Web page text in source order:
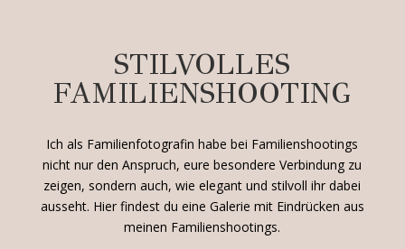
STILVOLLES
FAMILIENSHOOTING
Ich als Familienfotografin habe bei Familienshootings
nicht nur den Anspruch, eure besondere Verbindung zu
zeigen, sondern auch, wie elegant und stilvoll ihr dabei
ausseht. Hier findest du eine Galerie mit Eindrücken aus
meinen Familienshootings.